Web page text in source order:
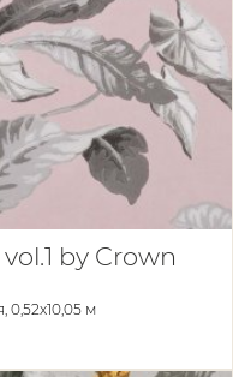
by Crown
0,52x10,05 м